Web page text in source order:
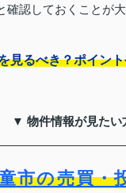
認しておくことが大
見るべき？ポイン
▼ 物件情報が見た
市の売買・